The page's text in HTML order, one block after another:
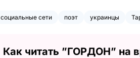
социальные сети поэт украинцы
Как читать ”ГОРДОН” на